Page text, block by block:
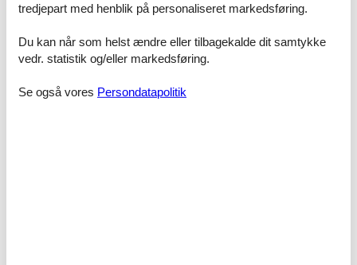
hos Feline. Vi skal afsted til påske. Har allerede lejet
sommerhus igen til juli. Vi har igen oplevet en
Derfor er det ikke sidste gang vi lejer sommerhus
igennem Feline.
tredjepart med henblik på personaliseret markedsføring.
Du kan når som helst ændre eller tilbagekalde dit samtykke
vedr. statistik og/eller markedsføring.
Se også vores Persondatapolitik